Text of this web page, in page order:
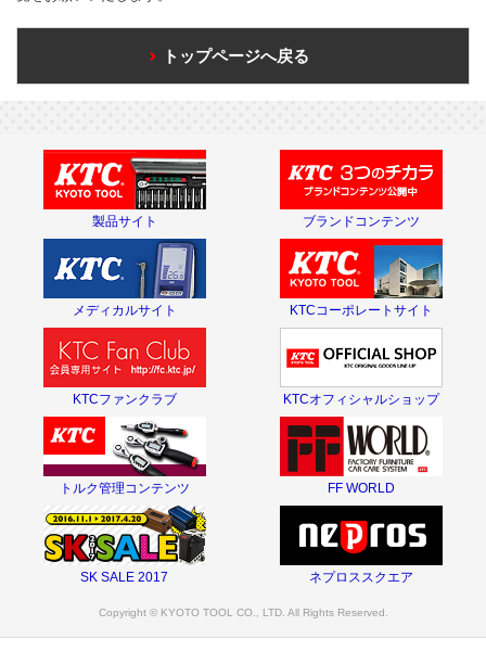
トップページへ戻る
製品サイト ブランドコンテンツ
メディカルサイト KTCコーポレートサイト
KTCファンクラブ KTCオフィシャルショップ
トルク管理コンテンツ FF WORLD
SK SALE 2017 ネプロススクエア
Copyright © KYOTO TOOL CO., LTD. All Rights Reserved.